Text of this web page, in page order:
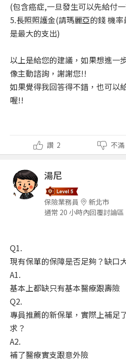
(包含癌症,一旦發生可以先給付
5.長照照護金(請瑪麗亞的錢 機
是最大的支出)
以上是給您的建議，如果想進一
像主動諮詢，謝謝您!!
如果覺得我回答得不錯，也可以
喔!!
讚 2 不滿
湯尼
保險業務員
新北市
通常 20 小時內回覆討論區
Q1.
現有保單的保障是否足夠？缺口
A1.
基本上都缺只有基本醫療跟壽險
Q2.
專員推薦的新保單，實際上補足
求？
A2.
補了醫療實支跟意外險